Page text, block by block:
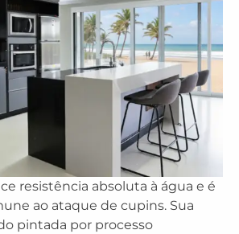
resistência absoluta à água e é
ao ataque de cupins. Sua
pintada por processo